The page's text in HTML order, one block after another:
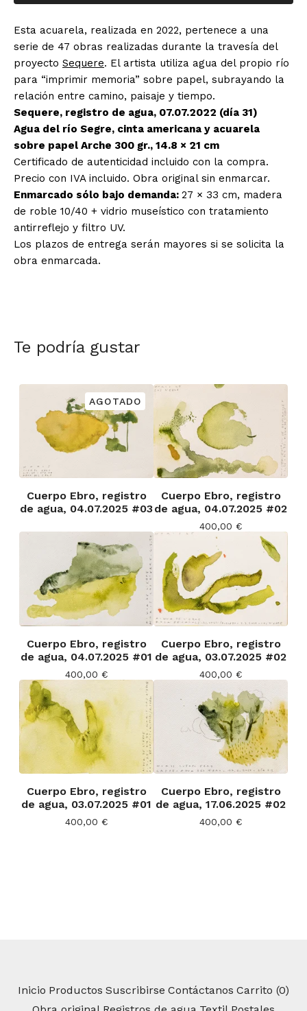
Esta acuarela, realizada en 2022, pertenece a una
serie de 47 obras realizadas durante la travesía del
proyecto Sequere. El artista utiliza agua del propio río
para “imprimir memoria” sobre papel, subrayando la
relación entre camino, paisaje y tiempo.
Sequere, registro de agua, 07.07.2022 (día 31)
Agua del río Segre, cinta americana y acuarela
sobre papel Arche 300 gr., 14.8 × 21 cm
Certificado de autenticidad incluido con la compra.
Precio con IVA incluido. Obra original sin enmarcar.
Enmarcado sólo bajo demanda: 27 × 33 cm, madera
de roble 10/40 + vidrio museístico con tratamiento
antirreflejo y filtro UV.
Los plazos de entrega serán mayores si se solicita la
obra enmarcada.
Te podría gustar
AGOTADO
Cuerpo Ebro, registro
de agua, 04.07.2025 #03
Cuerpo Ebro, registro
de agua, 04.07.2025 #02
400,00 €
Cuerpo Ebro, registro
de agua, 04.07.2025 #01
400,00 €
Cuerpo Ebro, registro
de agua, 03.07.2025 #02
400,00 €
Cuerpo Ebro, registro
de agua, 03.07.2025 #01
400,00 €
Cuerpo Ebro, registro
de agua, 17.06.2025 #02
400,00 €
Inicio Productos Suscribirse Contáctanos Carrito (0)